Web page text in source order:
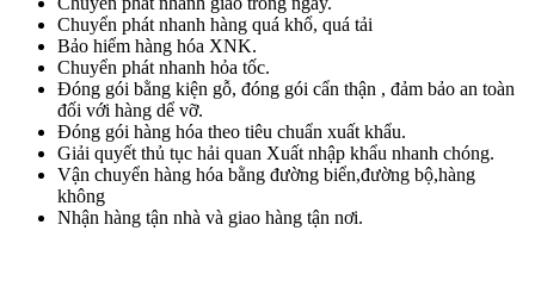
Chuyển phát nhanh hàng quá khổ, quá tải
Bảo hiểm hàng hóa XNK.
Chuyển phát nhanh hỏa tốc.
Đóng gói bằng kiện gỗ, đóng gói cẩn thận , đảm bảo an toàn
đối với hàng dể vỡ.
Đóng gói hàng hóa theo tiêu chuẩn xuất khẩu.
Giải quyết thủ tục hải quan Xuất nhập khẩu nhanh chóng.
Vận chuyển hàng hóa bằng đường biển,đường bộ,hàng
không
Nhận hàng tận nhà và giao hàng tận nơi.